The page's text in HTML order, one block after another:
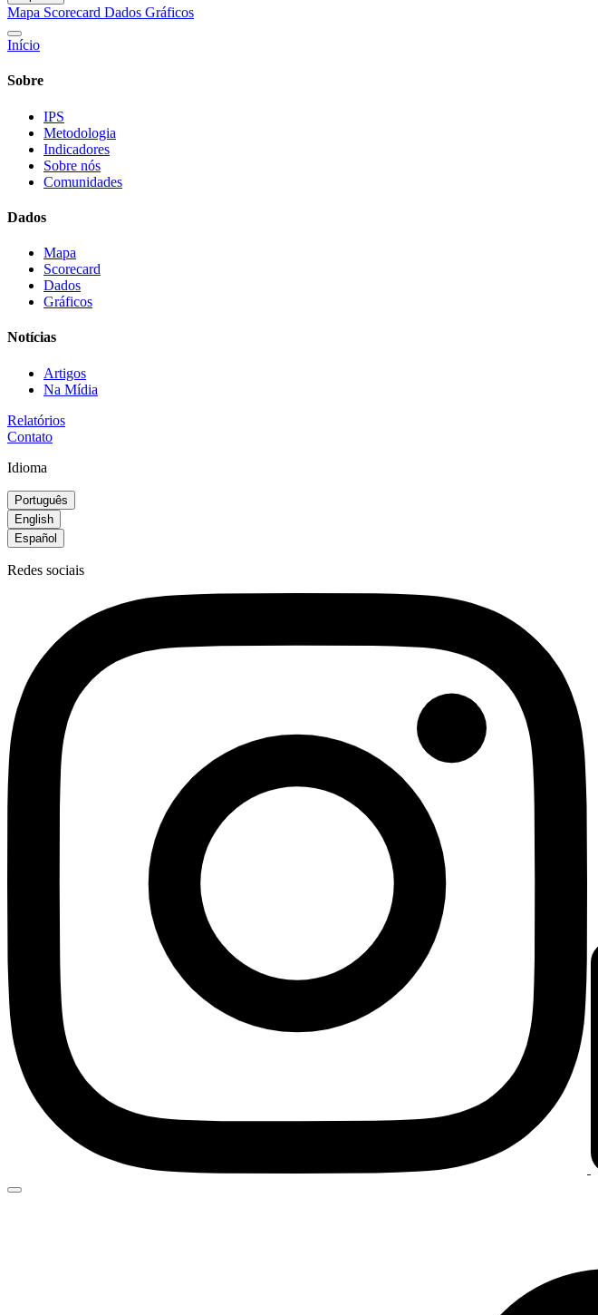
Mapa Scorecard Dados Gráficos
Início
Sobre
IPS
Metodologia
Indicadores
Sobre nós
Comunidades
Dados
Mapa
Scorecard
Dados
Gráficos
Notícias
Artigos
Na Mídia
Relatórios
Contato
Idioma
Português
English
Español
Redes sociais